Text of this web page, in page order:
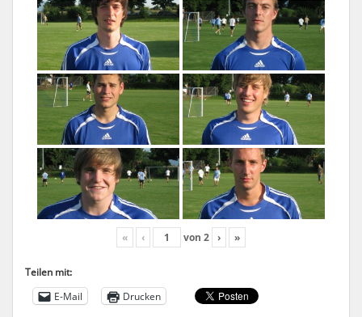
« ‹ von 2 › »
Teilen mit:
E-Mail
Drucken